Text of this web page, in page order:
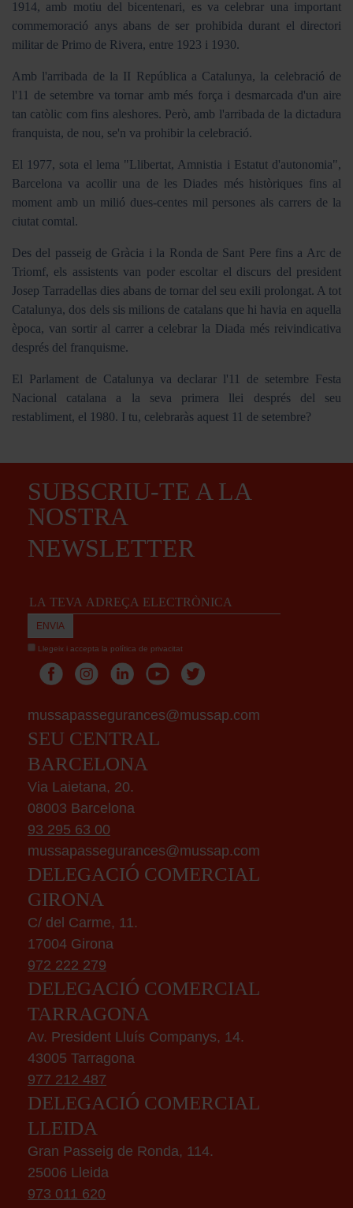
1914, amb motiu del bicentenari, es va celebrar una important
commemoració anys abans de ser prohibida durant el directori
militar de Primo de Rivera, entre 1923 i 1930.
Amb l'arribada de la II República a Catalunya, la celebració de
l'11 de setembre va tornar amb més força i desmarcada d'un aire
tan catòlic com fins aleshores. Però, amb l'arribada de la dictadura
franquista, de nou, se'n va prohibir la celebració.
El 1977, sota el lema "Llibertat, Amnistia i Estatut d'autonomia",
Barcelona va acollir una de les Diades més històriques fins al
moment amb un milió dues-centes mil persones als carrers de la
ciutat comtal.
Des del passeig de Gràcia i la Ronda de Sant Pere fins a Arc de
Triomf, els assistents van poder escoltar el discurs del president
Josep Tarradellas dies abans de tornar del seu exili prolongat. A tot
Catalunya, dos dels sis milions de catalans que hi havia en aquella
època, van sortir al carrer a celebrar la Diada més reivindicativa
després del franquisme.
El Parlament de Catalunya va declarar l'11 de setembre Festa
Nacional catalana a la seva primera llei després del seu
restabliment, el 1980. I tu, celebraràs aquest 11 de setembre?
SUBSCRIU-TE A LA
NOSTRA
NEWSLETTER
Llegeix i accepta la política de privacitat
mussapassegurances@mussap.com
SEU CENTRAL
BARCELONA
Via Laietana, 20.
08003 Barcelona
93 295 63 00
mussapassegurances@mussap.com
DELEGACIÓ COMERCIAL
GIRONA
C/ del Carme, 11.
17004 Girona
972 222 279
DELEGACIÓ COMERCIAL
TARRAGONA
Av. President Lluís Companys, 14.
43005 Tarragona
977 212 487
DELEGACIÓ COMERCIAL
LLEIDA
Gran Passeig de Ronda, 114.
25006 Lleida
973 011 620